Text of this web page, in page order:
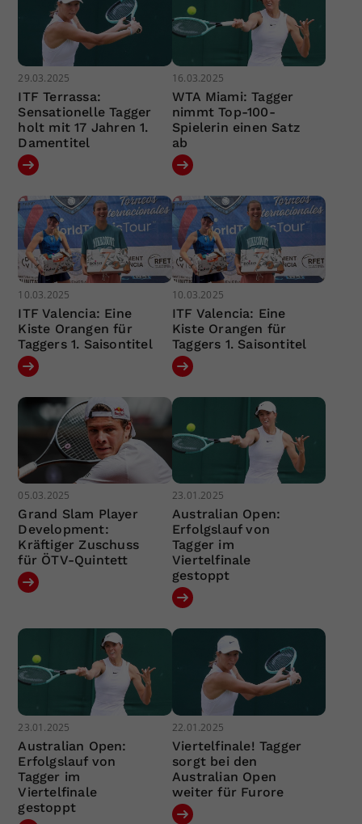
29.03.2025
ITF Terrassa:
Sensationelle Tagger
holt mit 17 Jahren 1.
Damentitel
16.03.2025
WTA Miami: Tagger
nimmt Top-100-
Spielerin einen Satz
ab
10.03.2025
ITF Valencia: Eine
Kiste Orangen für
Taggers 1. Saisontitel
10.03.2025
ITF Valencia: Eine
Kiste Orangen für
Taggers 1. Saisontitel
05.03.2025
Grand Slam Player
Development:
Kräftiger Zuschuss
für ÖTV-Quintett
23.01.2025
Australian Open:
Erfolgslauf von
Tagger im
Viertelfinale
gestoppt
23.01.2025
Australian Open:
Erfolgslauf von
Tagger im
Viertelfinale
gestoppt
22.01.2025
Viertelfinale! Tagger
sorgt bei den
Australian Open
weiter für Furore